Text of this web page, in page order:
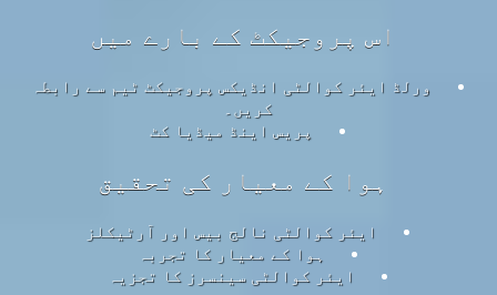
اس پروجیکٹ کے بارے میں
ورلڈ ایئر کوالٹی انڈیکس پروجیکٹ ٹیم سے رابطہ
کریں۔
پریس اینڈ میڈیا کٹ
ہوا کے معیار کی تحقیق
ایئر کوالٹی نالج بیس اور آرٹیکلز
ہوا کے معیار کا تجربہ
ایئر کوالٹی سینسرز کا تجزیہ